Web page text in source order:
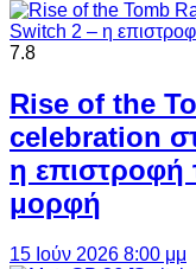
7.8
Rise of the
celebration
η επιστροφή
μορφή
15 Ιούν 2026 8:00 μμ